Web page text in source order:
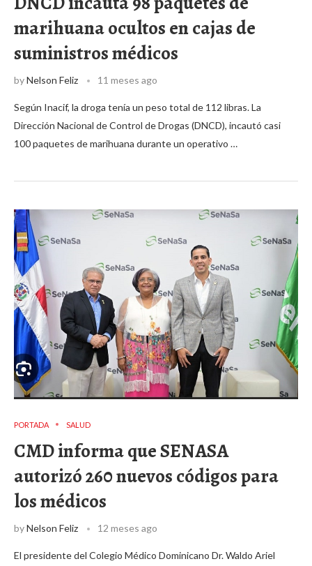
marihuana ocultos en cajas de
suministros médicos
byNelson Feliz 11 meses ago
Según Inacif, la droga tenía un peso total de 112 libras. La
Dirección Nacional de Control de Drogas (DNCD), incautó casi
100 paquetes de marihuana durante un operativo …
PORTADA SALUD
CMD informa que SENASA
autorizó 260 nuevos códigos para
los médicos
byNelson Feliz 12 meses ago
El presidente del Colegio Médico Dominicano Dr. Waldo Ariel